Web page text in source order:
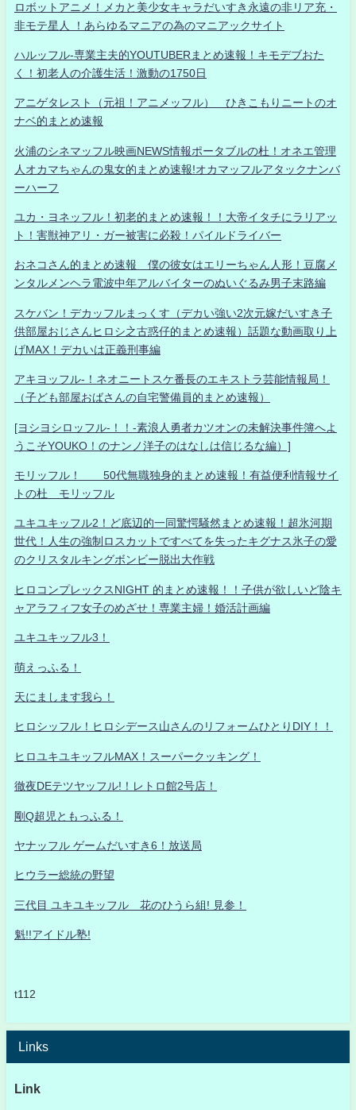
ロボットアニメ！メカと美少女キャラだいすき永遠の非リア充・
非モテ星人 ！あらゆるマニアの為のマニアックサイト
ハルッフル-専業主夫的YOUTUBERまとめ速報！キモデブおた
く！初老人の介護生活！激動の1750日
アニゲタレスト（元祖！アニメッフル） ひきこもりニートのオ
ナベ的まとめ速報
火浦のシネマッフル映画NEWS情報ポータブルの杜！オネエ管理
人オカマちゃんの鬼女的まとめ速報!オカマッフルアタックナンバ
ーハーフ
ユカ・ヨネッフル！初老的まとめ速報！！大帝イタチにラリアッ
ト！害獣神アリ・ガー被害に必殺！パイルドライバー
おネコさん的まとめ速報 僕の彼女はエリーちゃん人形！豆腐メ
ンタルメンヘラ電波中年アルバイターのぬいぐるみ男子末路編
スケバン！デカッフルまっくす（デカい強い2次元嫁だいすき子
供部屋おじさんヒロシ之古惑仔的まとめ速報）話題な動画取り上
げMAX！デカいは正義刑事編
アキヨッフル-！ネオニートスケ番長のエキストラ芸能情報局！
（子ども部屋おばさんの自宅警備員的まとめ速報）
[ヨシヨシロッフル-！！-素浪人勇者カツオンの未解決事件簿へよ
うこそYOUKO！のナンノ洋子のはなしは信じるな編）]
モリッフル！ 50代無職独身的まとめ速報！有益便利情報サイ
トの杜 モリッフル
ユキユキッフル2！ど底辺的一同驚愕騒然まとめ速報！超氷河期
世代！人生の強制ロスカットですべてを失ったキグナス氷子の愛
のクリスタルキングボンビー脱出大作戦
ヒロコンプレックスNIGHT 的まとめ速報！！子供が欲しいど陰キ
ャアラフィフ女子のめざせ！専業主婦！婚活計画編
ユキユキッフル3！
萌えっふる！
天にまします我ら！
ヒロシッフル！ヒロシデース山さんのリフォームひとりDIY！！
ヒロユキユキッフルMAX！スーパークッキング！
徹夜DEテツヤッフル!！レトロ館2号店！
剛Q超児ともっふる！
ヤナッフル ゲームだいすき6！放送局
ヒウラー総統の野望
三代目 ユキユキッフル 花のひうら組! 見参！
魁!!アイドル塾!
t112
Links
Link